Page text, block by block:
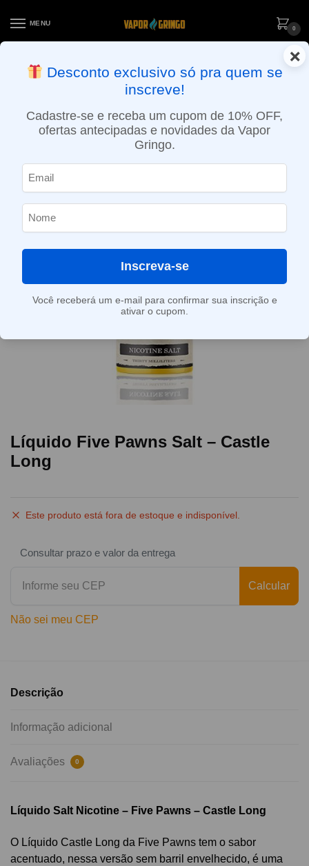
MENU
0
ENTREGA NO MESMO DIA EM SÃO PAULO (SEG A SEX): PEDIDOS
APROVADOS ATÉ 15:30 VIA MOTOBOY
Líquido Five Pawns Salt – Castle
Long
Este produto está fora de estoque e indisponível.
Consultar prazo e valor da entrega
Calcular
Não sei meu CEP
Descrição
Informação adicional
Avaliações 0
Líquido Salt Nicotine – Five Pawns – Castle Long
O Líquido Castle Long da Five Pawns tem o sabor
acentuado, nessa versão sem barril envelhecido, é uma
×
Desconto exclusivo só pra quem se
inscreve!
Cadastre-se e receba um cupom de 10% OFF,
ofertas antecipadas e novidades da Vapor
Gringo.
Inscreva-se
Você receberá um e-mail para confirmar sua inscrição e
ativar o cupom.